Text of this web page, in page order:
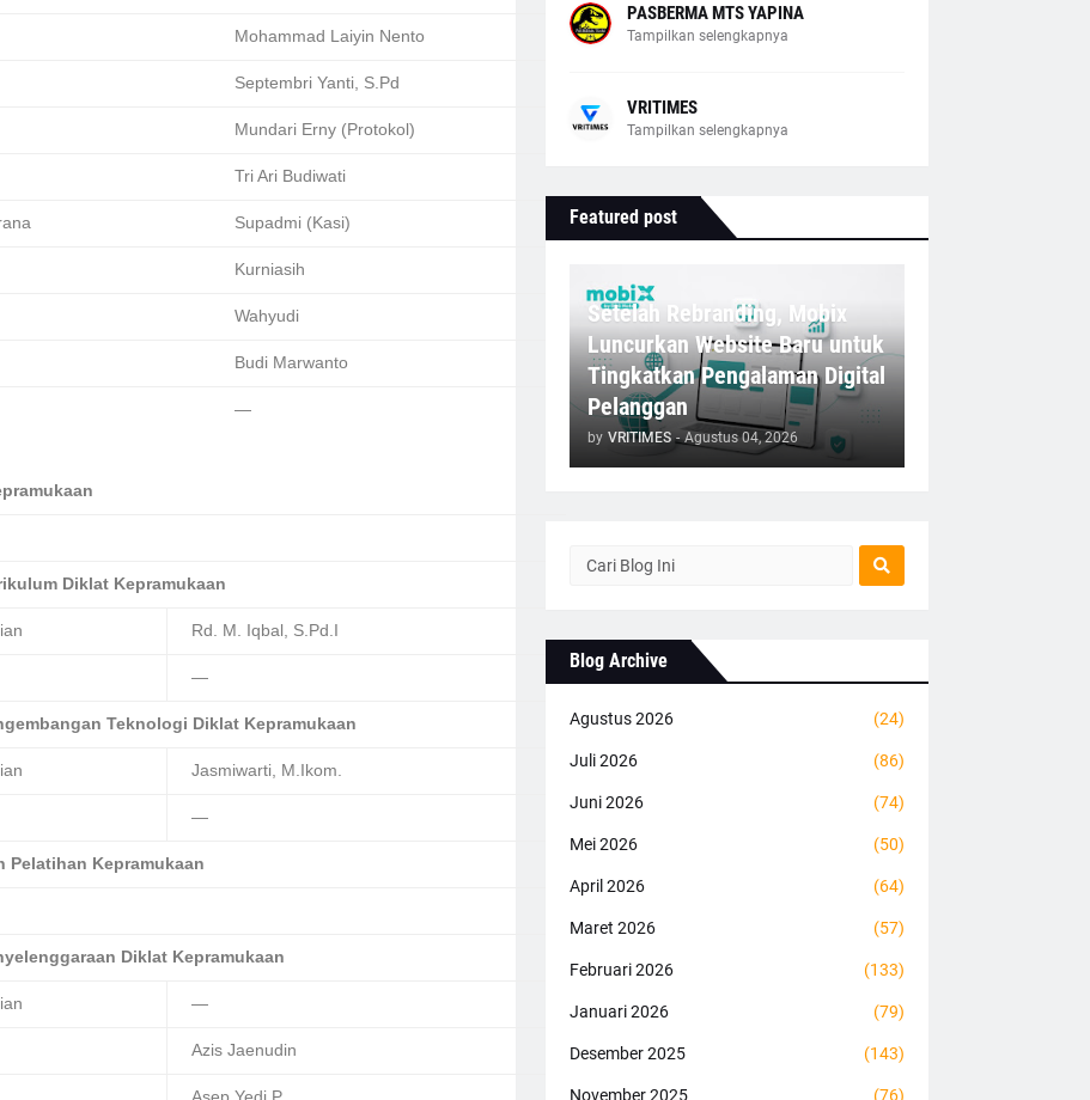
Mohammad Laiyin Nento
Septembri Yanti, S.Pd
Mundari Erny (Protokol)
Tri Ari Budiwati
Supadmi (Kasi)
Kurniasih
Wahyudi
Budi Marwanto
—
Diklat Kepramukaan
Rd. M. Iqbal, S.Pd.I
—
Teknologi Diklat Kepramukaan
Jasmiwarti, M.Ikom.
—
Pelatihan Kepramukaan
Diklat Kepramukaan
—
Azis Jaenudin
PASBERMA MTS YAPINA
Tampilkan selengkapnya
VRITIMES
Tampilkan selengkapnya
Featured post
Setelah Rebranding, Mobix
Luncurkan Website Baru untuk
Tingkatkan Pengalaman Digital
Pelanggan
by VRITIMES - Agustus 04, 2026
Blog Archive
Agustus 2026 (24)
Juli 2026 (86)
Juni 2026 (74)
Mei 2026 (50)
April 2026 (64)
Maret 2026 (57)
Februari 2026 (133)
Januari 2026 (79)
Desember 2025 (143)
November 2025 (76)